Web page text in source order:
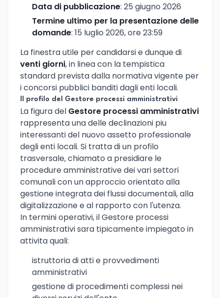
Data di pubblicazione: 25 giugno 2026
Termine ultimo per la presentazione delle
domande: 15 luglio 2026, ore 23:59
La finestra utile per candidarsi e dunque di
venti giorni, in linea con la tempistica
standard prevista dalla normativa vigente per
i concorsi pubblici banditi dagli enti locali.
Il profilo del Gestore processi amministrativi
La figura del Gestore processi amministrativi
rappresenta una delle declinazioni piu
interessanti del nuovo assetto professionale
degli enti locali. Si tratta di un profilo
trasversale, chiamato a presidiare le
procedure amministrative dei vari settori
comunali con un approccio orientato alla
gestione integrata dei flussi documentali, alla
digitalizzazione e al rapporto con l'utenza.
In termini operativi, il Gestore processi
amministrativi sara tipicamente impiegato in
attivita quali:
istruttoria di atti e provvedimenti
amministrativi
gestione di procedimenti complessi nei